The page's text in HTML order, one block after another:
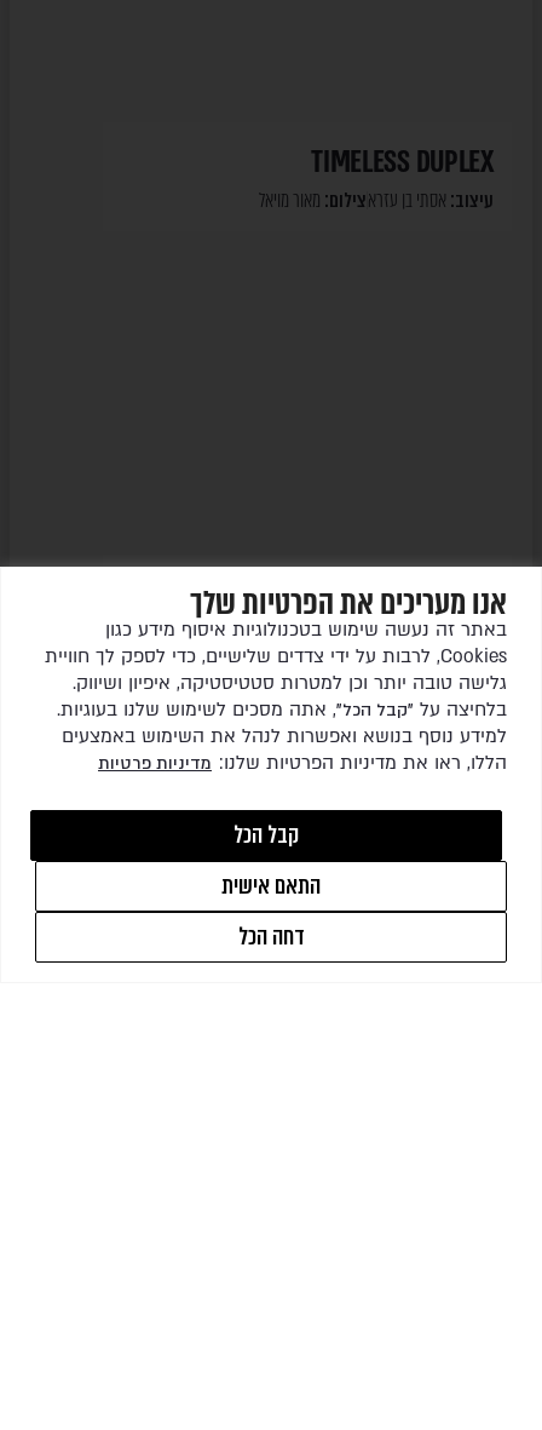
אנו מעריכים את הפרטיות שלך
באתר זה נעשה שימוש בטכנולוגיות איסוף מידע כגון
Cookies, לרבות על ידי צדדים שלישיים, כדי לספק לך חוויית
גלישה טובה יותר וכן למטרות סטטיסטיקה, איפיון ושיווק.
בלחיצה על "קבל הכל", אתה מסכים לשימוש שלנו בעוגיות.
למידע נוסף בנושא ואפשרות לנהל את השימוש באמצעים
הללו, ראו את מדיניות הפרטיות שלנו: מדיניות פרטיות
התאם אישית
דחה הכל
קבל הכל
TIMELESS DUPLEX
עיצוב: אסתי בן עזראצילום: מאור מויאל
THE PENTHOUSE
עיצוב:שגית בר חן צילום:אבי קבלו